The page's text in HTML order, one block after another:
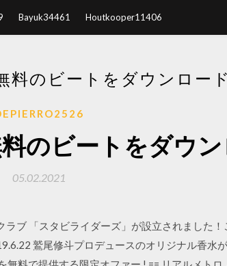
Bayuk34461 Houtkooper11406
料のビートをダウンロード
のビートをダウ
05.02.2021
ブ 「スタビライダーズ」が設立されました！
鷲尾修斗プロデュースのオリジナル香水